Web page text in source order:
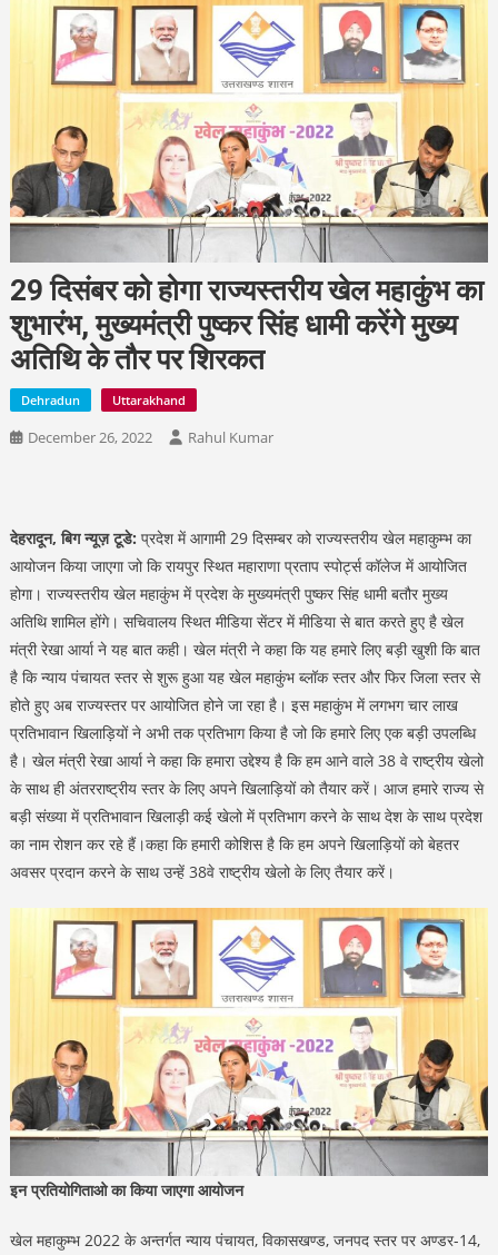
29 दिसंबर को होगा राज्यस्तरीय खेल महाकुंभ का
शुभारंभ, मुख्यमंत्री पुष्कर सिंह धामी करेंगे मुख्य
अतिथि के तौर पर शिरकत
Dehradun Uttarakhand
December 26, 2022 Rahul Kumar
देहरादून, बिग न्यूज़ टूडे: प्रदेश में आगामी 29 दिसम्बर को राज्यस्तरीय खेल महाकुम्भ का
आयोजन किया जाएगा जो कि रायपुर स्थित महाराणा प्रताप स्पोर्ट्स कॉलेज में आयोजित
होगा। राज्यस्तरीय खेल महाकुंभ में प्रदेश के मुख्यमंत्री पुष्कर सिंह धामी बतौर मुख्य
अतिथि शामिल होंगे। सचिवालय स्थित मीडिया सेंटर में मीडिया से बात करते हुए है खेल
मंत्री रेखा आर्या ने यह बात कही। खेल मंत्री ने कहा कि यह हमारे लिए बड़ी खुशी कि बात
है कि न्याय पंचायत स्तर से शुरू हुआ यह खेल महाकुंभ ब्लॉक स्तर और फिर जिला स्तर से
होते हुए अब राज्यस्तर पर आयोजित होने जा रहा है। इस महाकुंभ में लगभग चार लाख
प्रतिभावान खिलाड़ियों ने अभी तक प्रतिभाग किया है जो कि हमारे लिए एक बड़ी उपलब्धि
है। खेल मंत्री रेखा आर्या ने कहा कि हमारा उद्देश्य है कि हम आने वाले 38 वे राष्ट्रीय खेलो
के साथ ही अंतरराष्ट्रीय स्तर के लिए अपने खिलाड़ियों को तैयार करें। आज हमारे राज्य से
बड़ी संख्या में प्रतिभावान खिलाड़ी कई खेलो में प्रतिभाग करने के साथ देश के साथ प्रदेश
का नाम रोशन कर रहे हैं।कहा कि हमारी कोशिस है कि हम अपने खिलाड़ियों को बेहतर
अवसर प्रदान करने के साथ उन्हें 38वे राष्ट्रीय खेलो के लिए तैयार करें।
इन प्रतियोगिताओ का किया जाएगा आयोजन
खेल महाकुम्भ 2022 के अन्तर्गत न्याय पंचायत, विकासखण्ड, जनपद स्तर पर अण्डर-14,